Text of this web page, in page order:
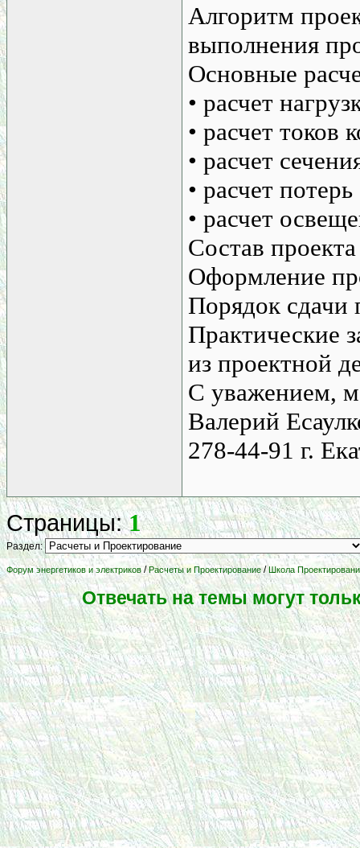
Алгоритм
выполнения
Основные
• расчет
• расчет токов
• расчет
• расчет потерь
• расчет
Состав проекта
Оформление
Порядок сдачи
Практические
из проектной
С уважением,
Валерий
278-44-91 г.
Страницы:1
Раздел:
Форум энергетиков и электриков /Расчеты и Проектирование/Школа
Отвечать на темы могут